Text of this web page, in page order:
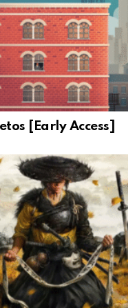
[Early Access]